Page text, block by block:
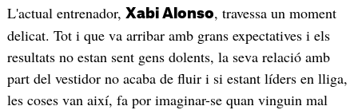
L'actual entrenador, Xabi Alonso, travessa un moment
delicat. Tot i que va arribar amb grans expectatives i els
resultats no estan sent gens dolents, la seva relació amb
part del vestidor no acaba de fluir i si estant líders en lliga,
les coses van així, fa por imaginar-se quan vinguin mal